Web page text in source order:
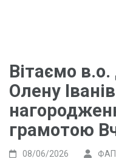
Вітаємо
Олену
грамотою
08/06/2026